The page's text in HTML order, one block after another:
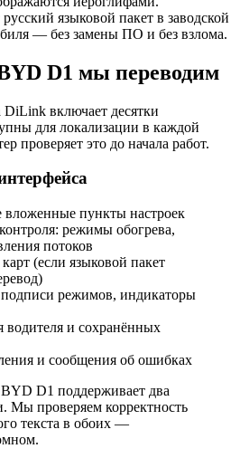
языковой пакет в заводской
— без замены ПО и без взлома.
D1 мы переводим
включает десятки
для локализации в каждой
проверяет это до начала работ.
вложенные пункты настроек
режимы обогрева,
потоков
(если языковой пакет
режимов, индикаторы
и сохранённых
и сообщения об ошибках
D1 поддерживает два
Мы проверяем корректность
текста в обоих —